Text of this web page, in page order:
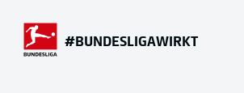
#BUNDESLIGAWIRKT
Suche